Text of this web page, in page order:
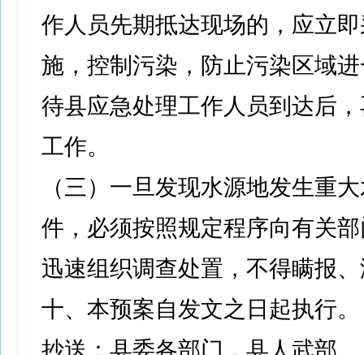
作人员先期抵达现场的，应立
施，控制污染，防止污染区域
待县应急处理工作人员到达后
工作。
（三）一旦发现水源地发生重
件，必须按照规定程序向有关
迅速组织调查处置，不得瞒报
十、本预案自发文之日起执行。
抄送：县委各部门，县人武部。